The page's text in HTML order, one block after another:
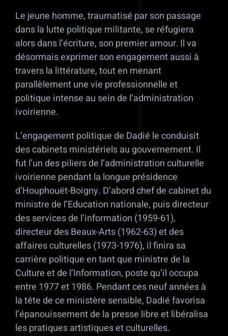
Le jeune homme, traumatisé par son passage
dans la lutte politique militante, se réfugiera
alors dans l’écriture, son premier amour. Il va
désormais exprimer son engagement aussi à
travers la littérature, tout en menant
parallèlement une vie professionnelle et
politique intense au sein de l’administration
ivoirienne.
L’engagement politique de Dadié le conduisit
des cabinets ministériels au gouvernement. Il
fut l’un des piliers de l’administration culturelle
ivoirienne pendant la longue présidence
d’Houphouët-Boigny. D’abord chef de cabinet du
ministre de l’Education nationale, puis directeur
des services de l’information (1959-61),
directeur des Beaux-Arts (1962-63) et des
affaires culturelles (1973-1976), il finira sa
carrière politique en tant que ministre de la
Culture et de l’Information, poste qu’il occupa
entre 1977 et 1986. Pendant ces neuf années à
la tête de ce ministère sensible, Dadié favorisa
l’épanouissement de la presse libre et libéralisa
les pratiques artistiques et culturelles.